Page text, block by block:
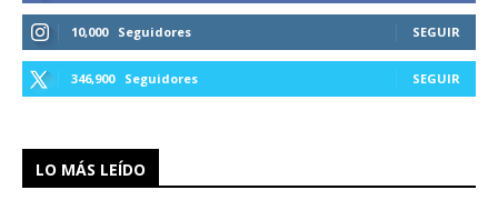
10,000 Seguidores SEGUIR
346,900 Seguidores SEGUIR
LO MÁS LEÍDO